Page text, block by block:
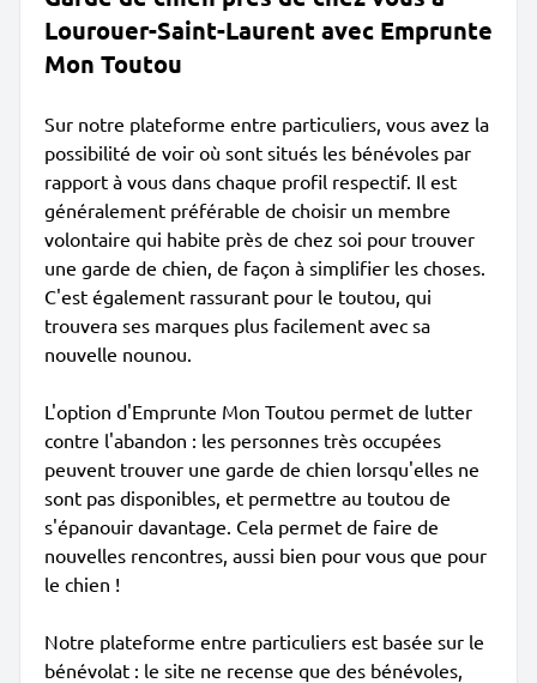
Lourouer-Saint-Laurent avec Emprunte
Mon Toutou
Sur notre plateforme entre particuliers, vous avez la
possibilité de voir où sont situés les bénévoles par
rapport à vous dans chaque profil respectif. Il est
généralement préférable de choisir un membre
volontaire qui habite près de chez soi pour trouver
une garde de chien, de façon à simplifier les choses.
C'est également rassurant pour le toutou, qui
trouvera ses marques plus facilement avec sa
nouvelle nounou.
L'option d'Emprunte Mon Toutou permet de lutter
contre l'abandon : les personnes très occupées
peuvent trouver une garde de chien lorsqu'elles ne
sont pas disponibles, et permettre au toutou de
s'épanouir davantage. Cela permet de faire de
nouvelles rencontres, aussi bien pour vous que pour
le chien !
Notre plateforme entre particuliers est basée sur le
bénévolat : le site ne recense que des bénévoles,